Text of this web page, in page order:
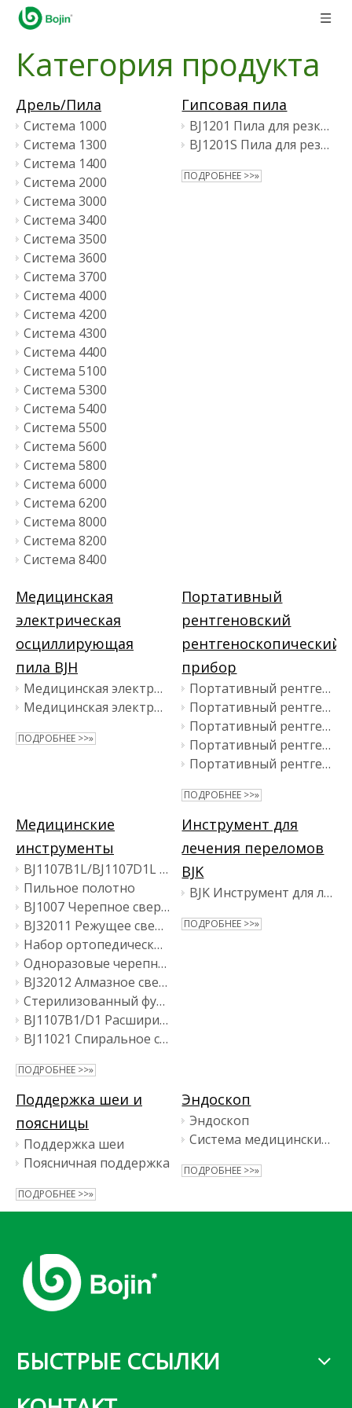
Категория продукта
Дрель/Пила
Система 1000
Система 1300
Система 1400
Система 2000
Система 3000
Система 3400
Система 3500
Система 3600
Система 3700
Система 4000
Система 4200
Система 4300
Система 4400
Система 5100
Система 5300
Система 5400
Система 5500
Система 5600
Система 5800
Система 6000
Система 6200
Система 8000
Система 8200
Система 8400
Гипсовая пила
BJ1201 Пила для резки гипса
BJ1201S Пила для резки гипса
ПОДРОБНЕЕ >>»
Медицинская
электрическая
осциллирующая
пила BJH
Медицинская электрическая осциллирующая пила BJ1101-II
Медицинская электрическая осциллирующая пила BJ1101-III
ПОДРОБНЕЕ >>»
Портативный
рентгеновский
рентгеноскопический
прибор
Портативный рентгеновский рентгеноскопический прибор BJI-2P
Портативный рентгеновский рентгеноскопический прибор BJI-2J2
Портативный рентгеновский рентгеноскопический прибор BJI-2J
Портативный рентгеновский рентгеноскопический прибор BJI-2V
Портативный рентгеновский рентгеноскопический прибор BJI-2X
ПОДРОБНЕЕ >>»
Медицинские
инструменты
BJ1107B1L/BJ1107D1L Вал развертки
Пильное полотно
BJ1007 Черепное сверло
BJ32011 Режущее сверло
Набор ортопедических инструментов
Одноразовые черепные перфораторы
BJ32012 Алмазное сверло
Стерилизованный футляр
BJ1107B1/D1 Расширитель вертлужной впадины
BJ11021 Спиральное сверло
ПОДРОБНЕЕ >>»
Инструмент для
лечения переломов
BJK
BJK Инструмент для лечения переломов
ПОДРОБНЕЕ >>»
Поддержка шеи и
поясницы
Поддержка шеи
Поясничная поддержка
ПОДРОБНЕЕ >>»
Эндоскоп
Эндоскоп
Система медицинских эндоскопических камер
ПОДРОБНЕЕ >>»
БЫСТРЫЕ ССЫЛКИ